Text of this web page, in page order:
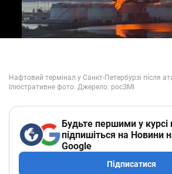
Будьте першими у курсі
підпишіться на Новини
Google
Підписатися